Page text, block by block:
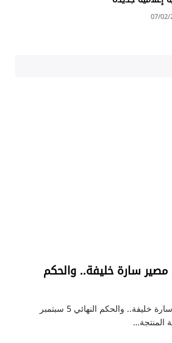
07/
سارة خليفة.. والحكم
المفتي يفصل في مصير سارة خليفة.. والحكم النهائي 5 سبتمبر
المنتجة…